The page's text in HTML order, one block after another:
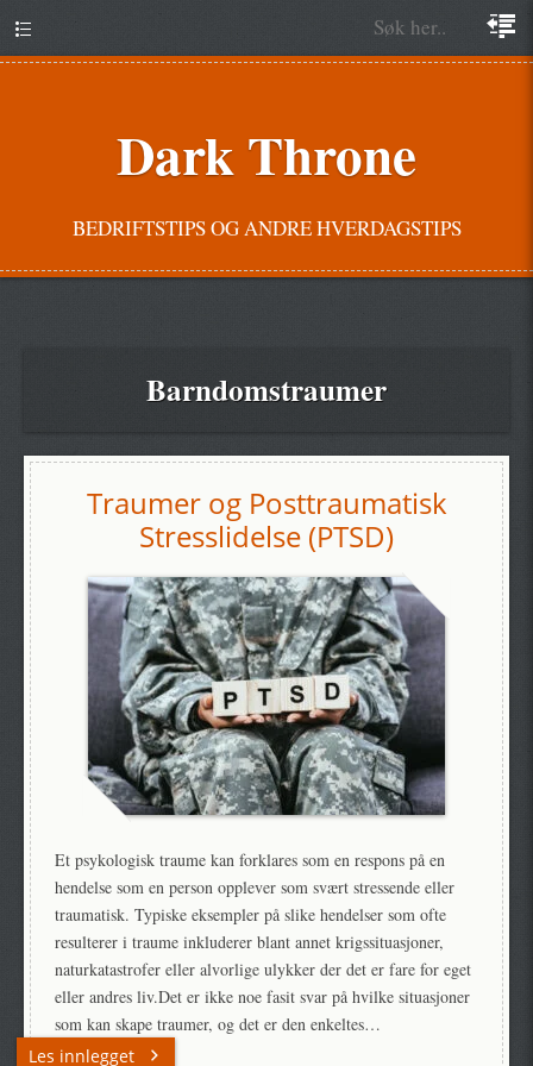
Dark Throne
BEDRIFTSTIPS OG ANDRE HVERDAGSTIPS
Barndomstraumer
Traumer og Posttraumatisk
Stresslidelse (PTSD)
Et psykologisk traume kan forklares som en respons på en
hendelse som en person opplever som svært stressende eller
traumatisk. Typiske eksempler på slike hendelser som ofte
resulterer i traume inkluderer blant annet krigssituasjoner,
naturkatastrofer eller alvorlige ulykker der det er fare for eget
eller andres liv.Det er ikke noe fasit svar på hvilke situasjoner
som kan skape traumer, og det er den enkeltes…
Les innlegget